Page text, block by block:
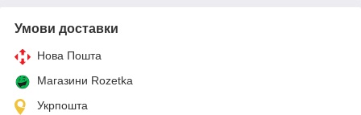
Умови доставки
Нова Пошта
Магазини Rozetka
Укрпошта